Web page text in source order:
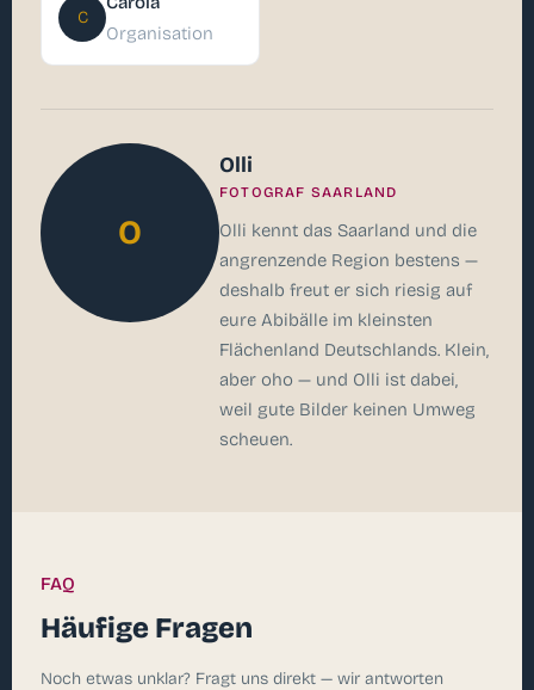
C
Organisation
O
Olli
FOTOGRAF SAARLAND
Olli kennt das Saarland und die
angrenzende Region bestens —
deshalb freut er sich riesig auf
eure Abibälle im kleinsten
Flächenland Deutschlands. Klein,
aber oho — und Olli ist dabei,
weil gute Bilder keinen Umweg
scheuen.
FAQ
Häufige Fragen
Noch etwas unklar? Fragt uns direkt — wir antworten